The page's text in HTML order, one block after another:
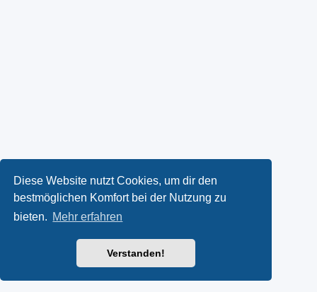
Diese Website nutzt Cookies, um dir den
bestmöglichen Komfort bei der Nutzung zu
bieten. Mehr erfahren
Verstanden!